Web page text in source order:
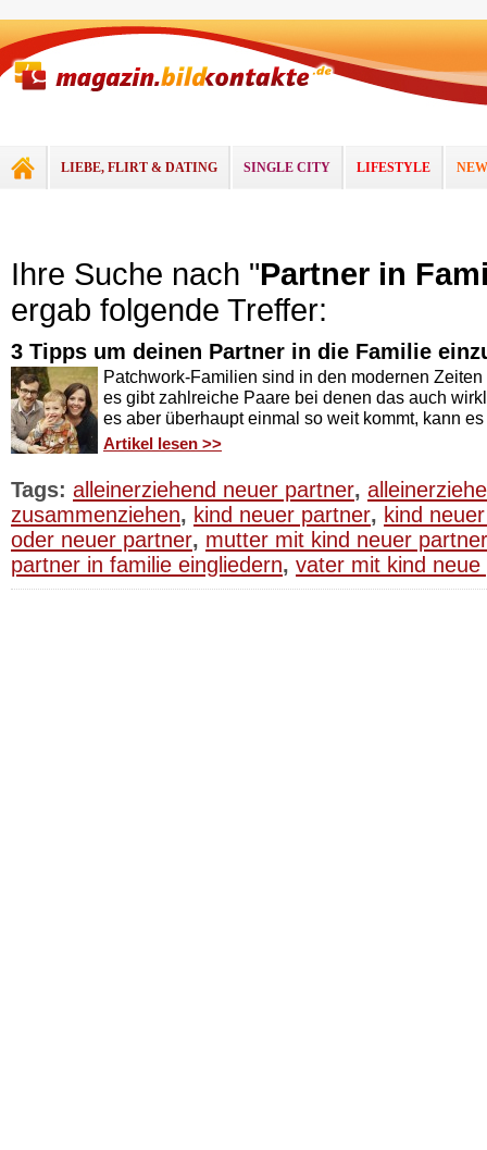
LIEBE, FLIRT & DATING SINGLE CITY LIFESTYLE
Ihre Suche nach "Partner in
ergab folgende Treffer:
3 Tipps um deinen Partner in die Familie
Patchwork-Familien sind in den modernen
es gibt zahlreiche Paare bei denen das auch
es aber überhaupt einmal so weit kommt, kann
Artikel lesen >>
Tags: alleinerziehend neuer partner,
zusammenziehen, kind neuer partner, kind
oder neuer partner, mutter mit kind neuer partner
partner in familie eingliedern, vater mit kind neue